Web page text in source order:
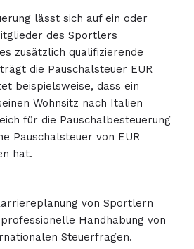
lässt sich auf ein oder
des Sportlers
zusätzlich qualifizierende
die Pauschalsteuer EUR
beispielsweise, dass ein
Wohnsitz nach Italien
für die Pauschalbesteuerung
Pauschalsteuer von EUR
hat.
von Sportlern
Handhabung von
Steuerfragen.